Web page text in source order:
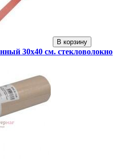
В корзину
30х40 см. стекловолокно